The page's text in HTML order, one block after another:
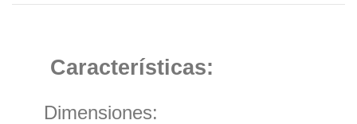
Características:
Dimensiones: